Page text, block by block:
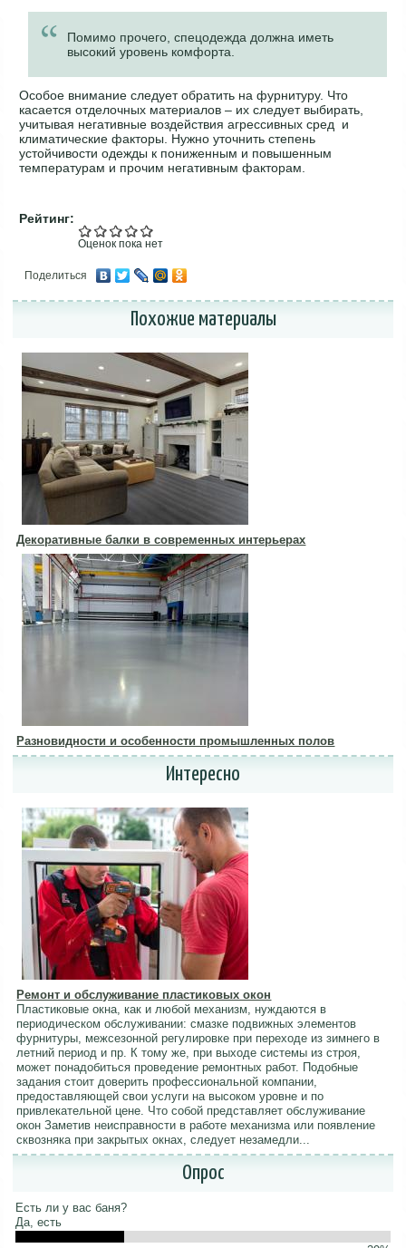
Помимо прочего, спецодежда должна иметь
высокий уровень комфорта.
Особое внимание следует обратить на фурнитуру. Что
касается отделочных материалов – их следует выбирать,
учитывая негативные воздействия агрессивных сред и
климатические факторы. Нужно уточнить степень
устойчивости одежды к пониженным и повышенным
температурам и прочим негативным факторам.
Рейтинг:
Оценок пока нет
Поделиться
Похожие материалы
Декоративные балки в современных интерьерах
Разновидности и особенности промышленных полов
Интересно
Ремонт и обслуживание пластиковых окон
Пластиковые окна, как и любой механизм, нуждаются в
периодическом обслуживании: смазке подвижных элементов
фурнитуры, межсезонной регулировке при переходе из зимнего в
летний период и пр. К тому же, при выходе системы из строя,
может понадобиться проведение ремонтных работ. Подобные
задания стоит доверить профессиональной компании,
предоставляющей свои услуги на высоком уровне и по
привлекательной цене. Что собой представляет обслуживание
окон Заметив неисправности в работе механизма или появление
сквозняка при закрытых окнах, следует незамедли...
Опрос
Есть ли у вас баня?
Да, есть